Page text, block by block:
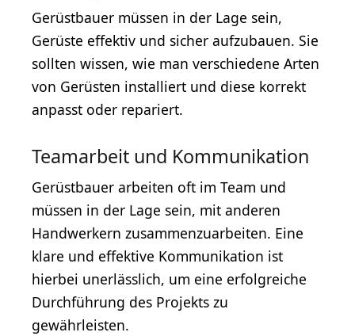
Gerüstbauer müssen in der Lage sein,
Gerüste effektiv und sicher aufzubauen. Sie
sollten wissen, wie man verschiedene Arten
von Gerüsten installiert und diese korrekt
anpasst oder repariert.
Teamarbeit und Kommunikation
Gerüstbauer arbeiten oft im Team und
müssen in der Lage sein, mit anderen
Handwerkern zusammenzuarbeiten. Eine
klare und effektive Kommunikation ist
hierbei unerlässlich, um eine erfolgreiche
Durchführung des Projekts zu
gewährleisten.